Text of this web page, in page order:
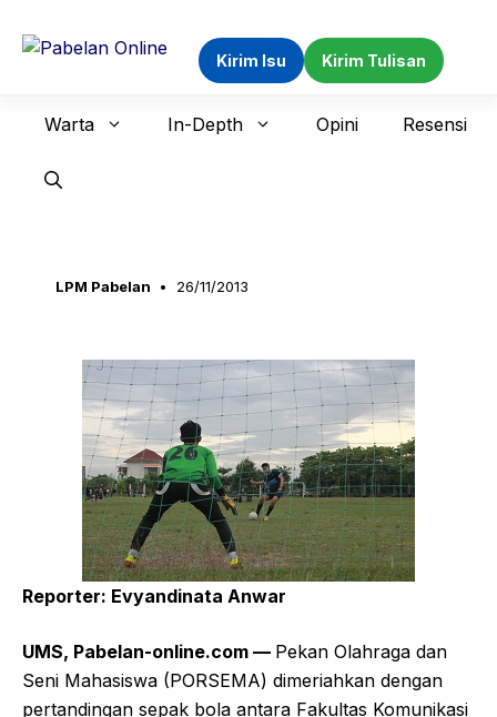
Kirim Isu Kirim Tulisan
Warta In-Depth Opini Resensi
LPM Pabelan 26/11/2013
Reporter: Evyandinata Anwar
UMS, Pabelan-online.com — Pekan Olahraga dan
Seni Mahasiswa (PORSEMA) dimeriahkan dengan
pertandingan sepak bola antara Fakultas Komunikasi